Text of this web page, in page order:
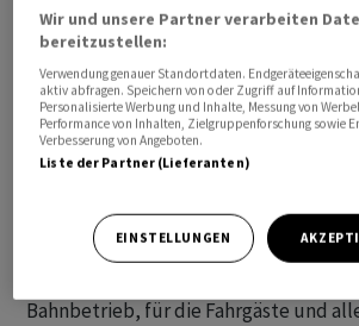
Grad.
Zu einem ähnlichen Vorfall kam es am
einer liegengebliebenen
etwa 475 Passagieren, in der die
ausgefallen war. Der Zug wurde
«Das Extrem-Wetter mit der
lokalen Gewittern mit Starkregen und
Bahnbetrieb, für die Fahrgäste und
Wir und unsere Partner verarbeiten
bereitzustellen:
Verwendung genauer Standortdaten.
aktiv abfragen. Speichern von oder Zugriff auf
Personalisierte Werbung und Inhalte, Messung von
Performance von Inhalten, Zielgruppenforschung sowie
Verbesserung von Angeboten.
Liste der Partner (Lieferanten)
EINSTELLUNGEN